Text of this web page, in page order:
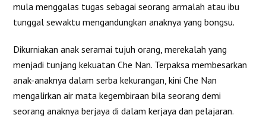
mula menggalas tugas sebagai seorang armalah atau ibu
tunggal sewaktu mengandungkan anaknya yang bongsu.
Dikurniakan anak seramai tujuh orang, merekalah yang
menjadi tunjang kekuatan Che Nan. Terpaksa membesarkan
anak-anaknya dalam serba kekurangan, kini Che Nan
mengalirkan air mata kegembiraan bila seorang demi
seorang anaknya berjaya di dalam kerjaya dan pelajaran.